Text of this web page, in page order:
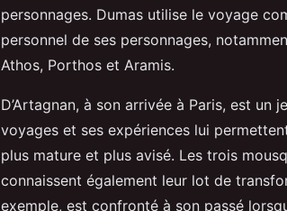
personnages. Dumas utilise le voyage
personnel de ses personnages,
Athos, Porthos et Aramis.
D’Artagnan, à son arrivée à Paris, est un
voyages et ses expériences lui
plus mature et plus avisé. Les trois
connaissent également leur lot de
exemple, est confronté à son passé